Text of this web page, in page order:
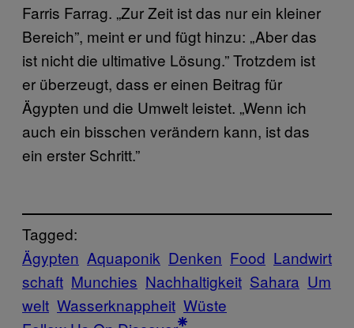
Farris Farrag. „Zur Zeit ist das nur ein kleiner
Bereich”, meint er und fügt hinzu: „Aber das
ist nicht die ultimative Lösung.” Trotzdem ist
er überzeugt, dass er einen Beitrag für
Ägypten und die Umwelt leistet. „Wenn ich
auch ein bisschen verändern kann, ist das
ein erster Schritt.”
Tagged:
Ägypten Aquaponik Denken Food Landwirt
schaft Munchies Nachhaltigkeit Sahara Um
welt Wasserknappheit Wüste